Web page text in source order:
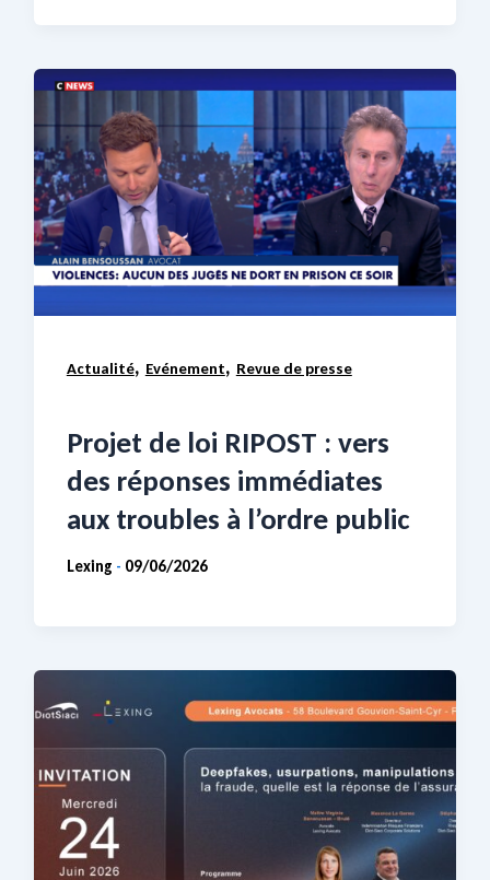
Actualité, Evénement, Revue de presse
Projet de loi RIPOST : vers
des réponses immédiates
aux troubles à l’ordre public
Lexing - 09/06/2026